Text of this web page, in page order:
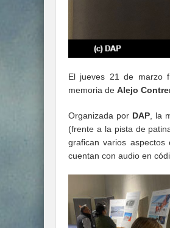
El jueves 21 de marzo
memoria de Alejo
Organizada por DAP, la
(frente a la pista de
grafican varios
cuentan con audio en